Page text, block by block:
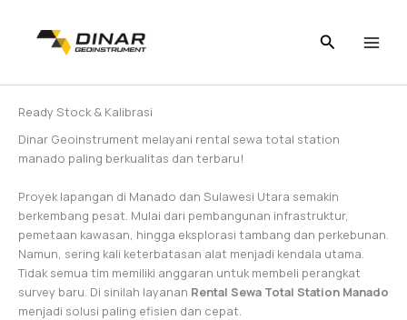
Ready Stock & Kalibrasi
Dinar Geoinstrument melayani rental sewa total station
manado paling berkualitas dan terbaru!
Proyek lapangan di Manado dan Sulawesi Utara semakin
berkembang pesat. Mulai dari pembangunan infrastruktur,
pemetaan kawasan, hingga eksplorasi tambang dan perkebunan.
Namun, sering kali keterbatasan alat menjadi kendala utama.
Tidak semua tim memiliki anggaran untuk membeli perangkat
survey baru. Di sinilah layanan Rental Sewa Total Station Manado
menjadi solusi paling efisien dan cepat.